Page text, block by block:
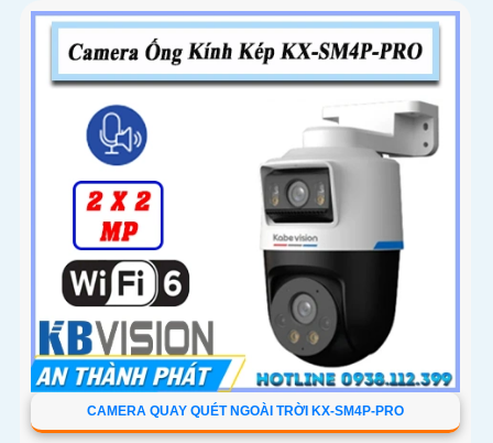
95° và ống kính quay quét 6mm điều khiển từ xa góc
CAMERA QUAY QUÉT NGOÀI TRỜI KX-SM4P-PRO